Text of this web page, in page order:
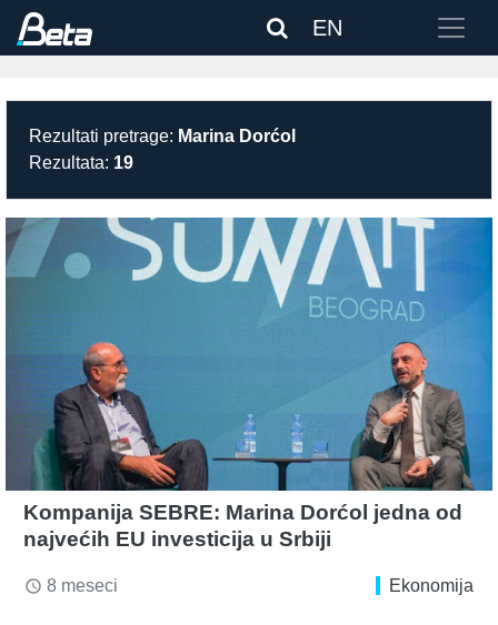
EN
Rezultati pretrage: Marina Dorćol
Rezultata: 19
Kompanija SEBRE: Marina Dorćol jedna od
najvećih EU investicija u Srbiji
access_time 8 meseci Ekonomija